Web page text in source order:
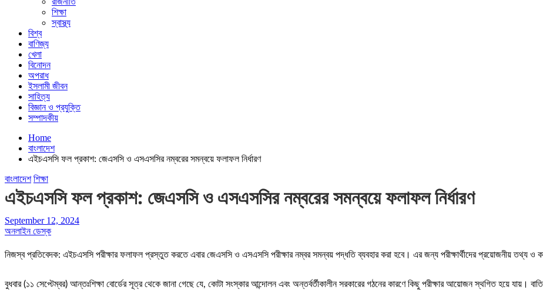
শিক্ষা
স্বাস্থ্য
বিশ্ব
বাণিজ্য
খেলা
বিনোদন
অপরাধ
ইসলামী জীবন
সাহিত্য
বিজ্ঞান ও প্রযুক্তি
সম্পাদকীয়
Home
বাংলাদেশ
এইচএসসি ফল প্রকাশ: জেএসসি ও এসএসসির নম্বরের সমন্বয়ে ফলাফল নির্ধারণ
বাংলাদেশ শিক্ষা
এইচএসসি ফল প্রকাশ: জেএসসি ও এসএসসির নম্বরের সমন্বয়ে ফলাফল নির্ধারণ
September 12, 2024
অনলাইন ডেস্ক
নিজস্ব প্রতিবেদক: এইচএসসি পরীক্ষার ফলাফল প্রস্তুত করতে এবার জেএসসি ও এসএসসি পরীক্ষার নম্বর সমন্বয় পদ্ধতি ব্যবহার করা হবে। এর জন্য পরীক্ষার্থীদের প্রয়োজনীয় তথ্য ও
বুধবার (১১ সেপ্টেম্বর) আন্তঃশিক্ষা বোর্ডের সূত্র থেকে জানা গেছে যে, কোটা সংস্কার আন্দোলন এবং অন্তর্বর্তীকালীন সরকারের গঠনের কারণে কিছু পরীক্ষার আয়োজন স্থগিত হয়ে যায়।